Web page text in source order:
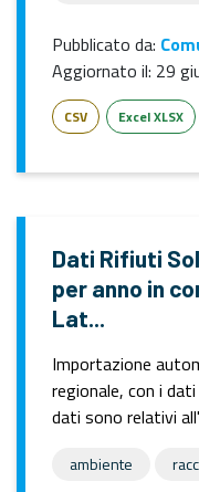
Pubblicato da:
Aggiornato il: 29
CSV Excel XLSX
Dati Rifiuti
per anno in
Lat...
Importazione
regionale, con i
dati sono relativi
ambiente